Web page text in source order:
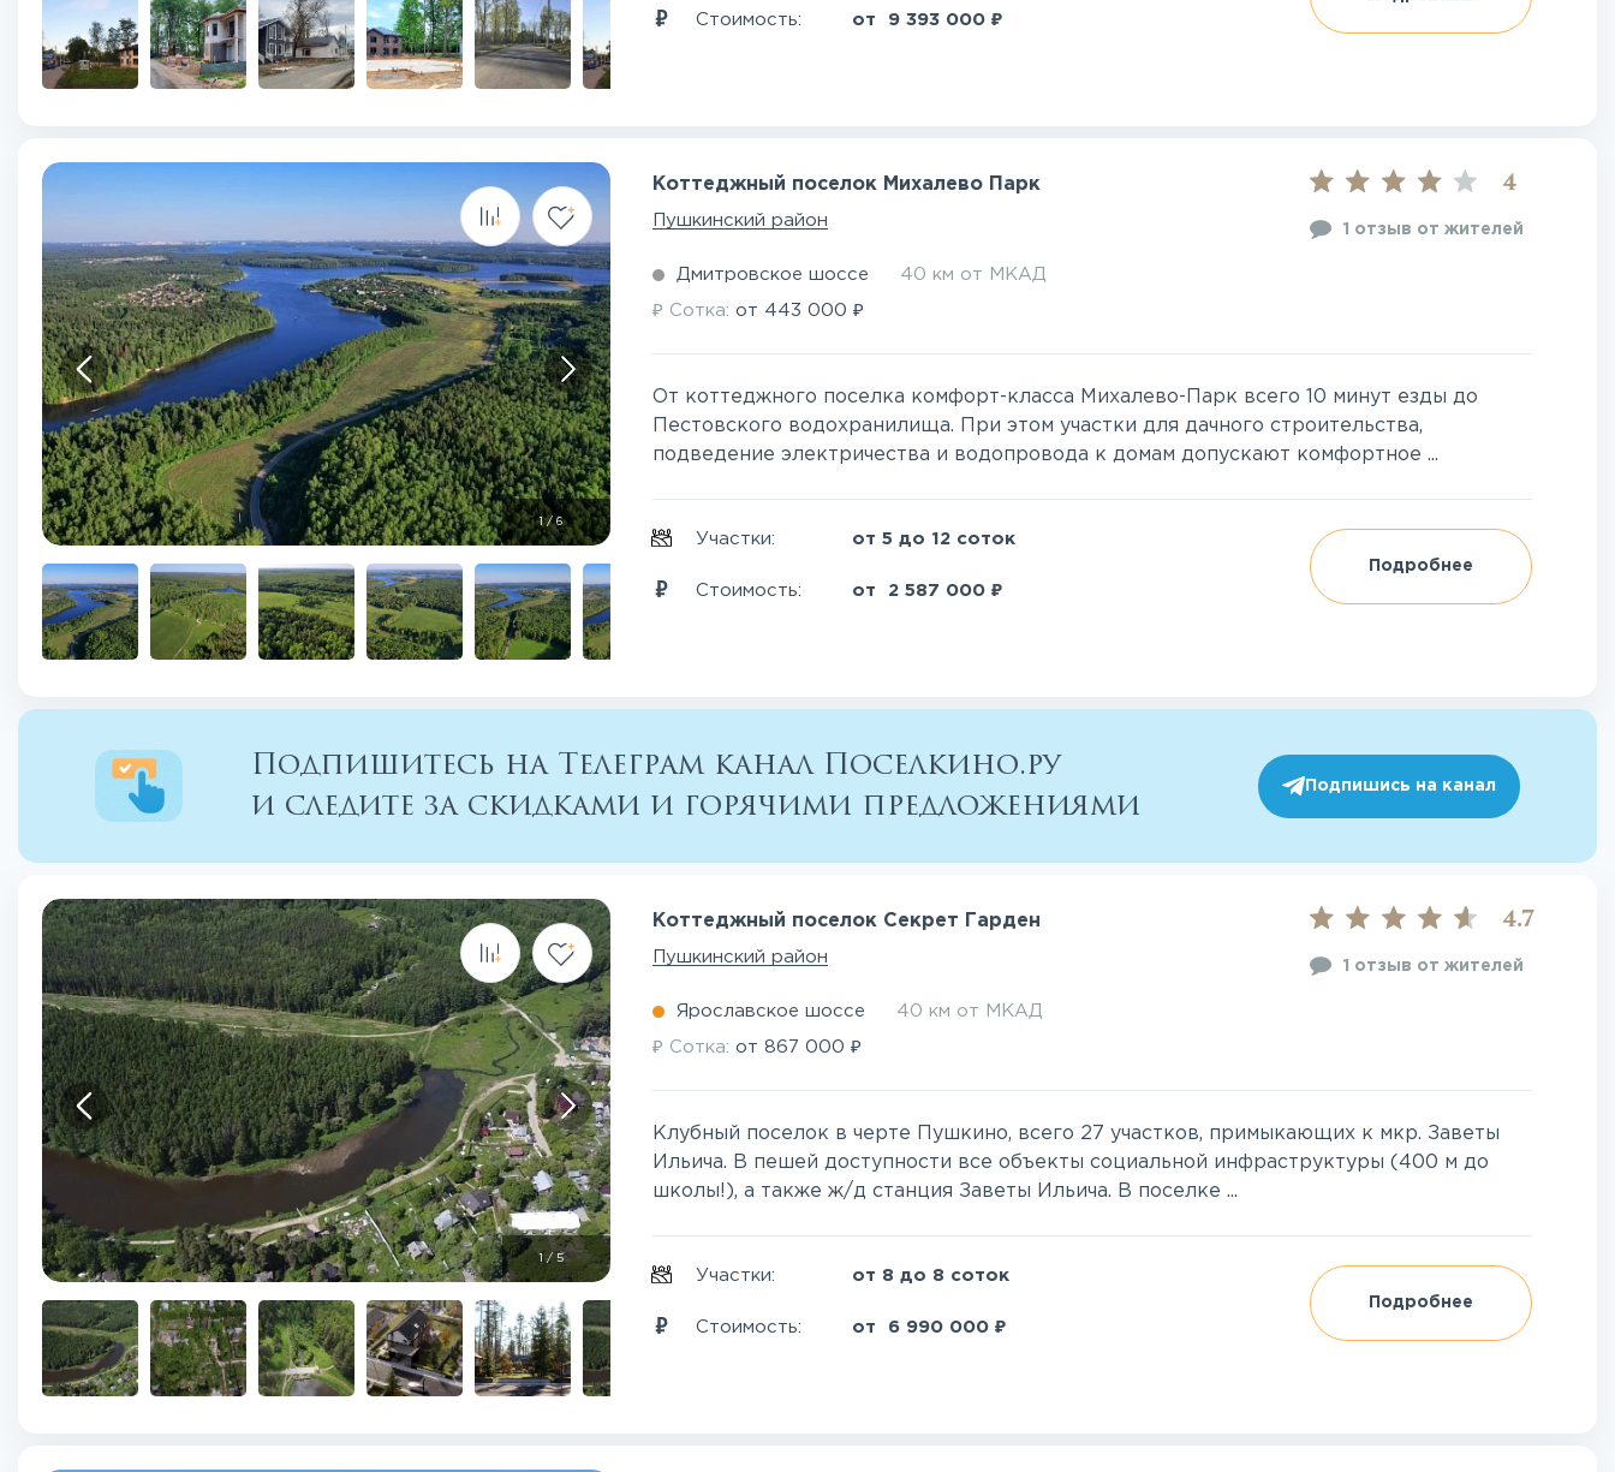
Стоимость: от 9 393 000 ₽
1/6
Коттеджный поселок Михалево Парк
Пушкинский район
4
1 отзыв от жителей
Дмитровское шоссе 40 км от МКАД
₽ Сотка:от 443 000 ₽
От коттеджного поселка комфорт-класса Михалево-Парк всего 10 минут езды до
Пестовского водохранилища. При этом участки для дачного строительства,
подведение электричества и водопровода к домам допускают комфортное ...
Участки: от 5 до 12 соток
Стоимость: от 2 587 000 ₽
Подробнее
Подпишитесь на Телеграм канал Поселкино.ру
и следите за скидками и горячими предложениями
Подпишись на канал
1/5
Коттеджный поселок Секрет Гарден
Пушкинский район
4.7
1 отзыв от жителей
Ярославское шоссе 40 км от МКАД
₽ Сотка:от867 000 ₽
Клубный поселок в черте Пушкино, всего 27 участков, примыкающих к мкр. Заветы
Ильича. В пешей доступности все объекты социальной инфраструктуры (400 м до
школы!), а также ж/д станция Заветы Ильича. В поселке ...
Участки: от 8 до 8 соток
Стоимость: от 6 990 000 ₽
Подробнее